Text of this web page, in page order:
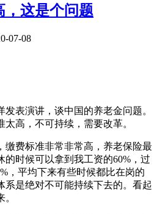
，这是个问题
07-08
表演讲，谈中国的养老金问题。
高，不可持续，需要改革。
缴费标准非常非常高，养老保险最
的时候可以拿到我工资的60%，过
，平均下来有些时候都比在岗的
系是绝对不可能持续下去的。看起